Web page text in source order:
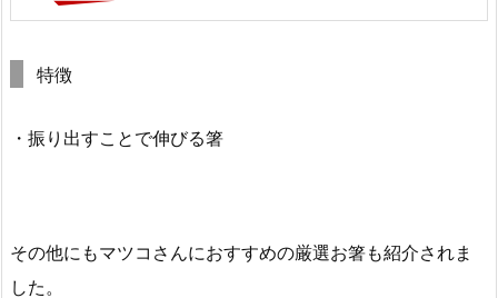
特徴
・振り出すことで伸びる箸
その他にもマツコさんにおすすめの厳選お箸も紹介されま
した。